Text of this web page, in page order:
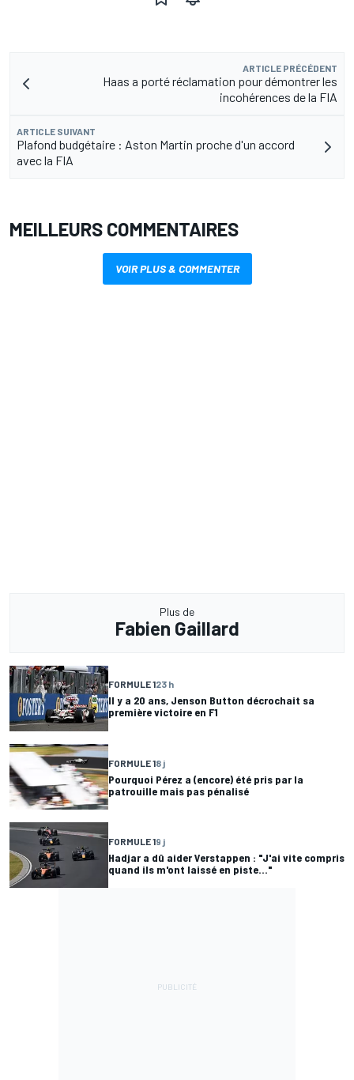
ARTICLE PRÉCÉDENT
Haas a porté réclamation pour démontrer les
incohérences de la FIA
ARTICLE SUIVANT
Plafond budgétaire : Aston Martin proche d'un accord
avec la FIA
MEILLEURS COMMENTAIRES
VOIR PLUS & COMMENTER
Plus de
Fabien Gaillard
FORMULE 123 h
Il y a 20 ans, Jenson Button décrochait sa
première victoire en F1
FORMULE 18 j
Pourquoi Pérez a (encore) été pris par la
patrouille mais pas pénalisé
FORMULE 19 j
Hadjar a dû aider Verstappen : "J'ai vite compris
quand ils m'ont laissé en piste..."